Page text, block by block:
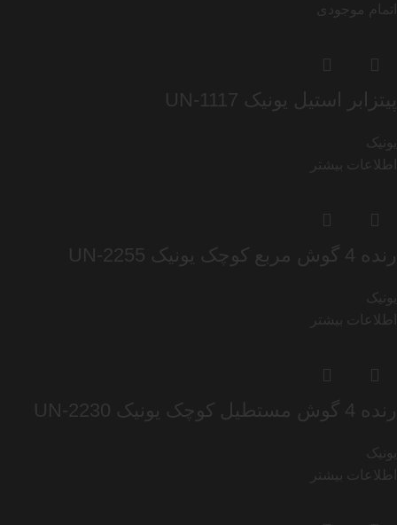
اتمام موجودی
پیتزابر استیل یونیک UN-1117
یونیک
اطلاعات بیشتر
رنده 4 گوش مربع کوچک یونیک UN-2255
یونیک
اطلاعات بیشتر
رنده 4 گوش مستطیل کوچک یونیک UN-2230
یونیک
اطلاعات بیشتر